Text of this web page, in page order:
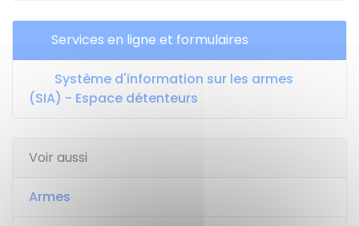
Services en ligne et formulaires
Système d'information sur les armes
(SIA) - Espace détenteurs
Voir aussi
Armes